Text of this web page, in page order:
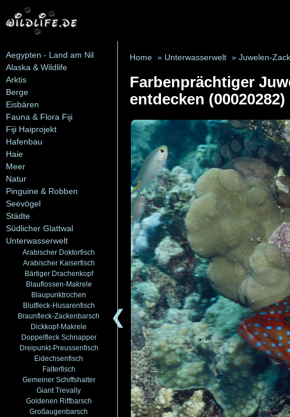
Aegypten - Land am Nil
Alaska & Wildlife
Arktis
Berge
Eisbären
Fauna & Flora Fiji
Fiji Haiprojekt
Hafenbau
Haie
Meer
Natur
Pinguine & Robben
Seevögel
Städte
Südlicher Glattwal
Unterwasserwelt
Arabischer Doktorfisch
Arabischer Kaiserfisch
Bärtiger Drachenkopf
Blauflossen-Makrele
Blaupunktrochen
Blutfleck-Husarenfisch
Braunfleck-Zackenbarsch
Dickkopf-Makrele
Doppelfleck Schnapper
Dreipunkt-Preussenfisch
Eidechsenfisch
Falterfisch
Gemeiner Schiffshalter
Giant Trevally
Goldenen Riffbarsch
Großaugenbarsch
Home » Unterwasserwelt » Juwelen-
Farbenprächtiger
entdecken (00020282)
❮